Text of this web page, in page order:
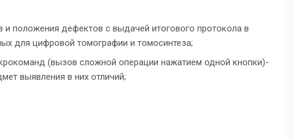
положения дефектов с выдачей итогового протокола в
для цифровой томографии и томосинтеза;
(вызов сложной операции нажатием одной кнопки)-
выявления в них отличий;